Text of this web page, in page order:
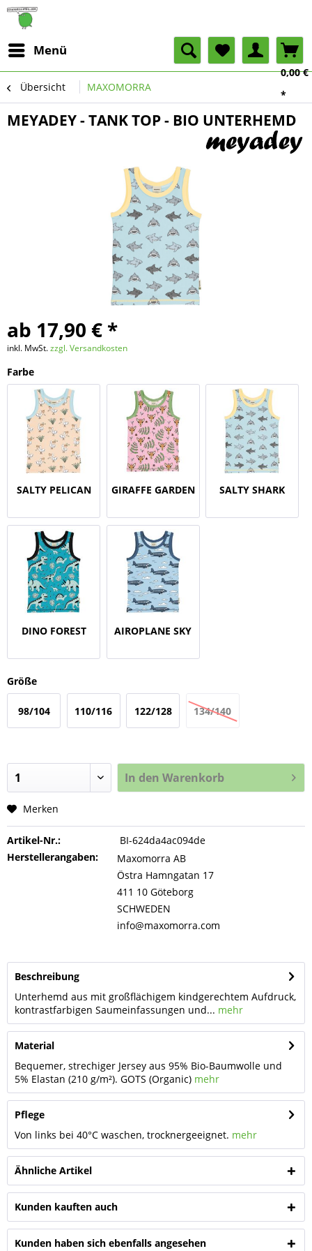
Menü
0,00 €
*
Übersicht MAXOMORRA
MEYADEY - TANK TOP - BIO UNTERHEMD
ab 17,90 € *
inkl. MwSt.zzgl. Versandkosten
Farbe
SALTY PELICAN GIRAFFE GARDEN SALTY SHARK
DINO FOREST AIROPLANE SKY
Größe
98/104 110/116 122/128 134/140
In den Warenkorb
Merken
Artikel-Nr.:
BI-624da4ac094de
Herstellerangaben:
Maxomorra AB
Östra Hamngatan 17
411 10 Göteborg
SCHWEDEN
info@maxomorra.com
Beschreibung
Unterhemd aus mit großflächigem kindgerechtem Aufdruck,
kontrastfarbigen Saumeinfassungen und... mehr
Material
Bequemer, strechiger Jersey aus 95% Bio-Baumwolle und
5% Elastan (210 g/m²). GOTS (Organic) mehr
Pflege
Von links bei 40°C waschen, trocknergeeignet. mehr
Ähnliche Artikel
Kunden kauften auch
Kunden haben sich ebenfalls angesehen